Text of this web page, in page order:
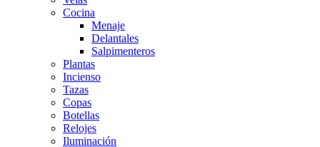
Cocina
Menaje
Delantales
Salpimenteros
Plantas
Incienso
Tazas
Copas
Botellas
Relojes
Iluminación